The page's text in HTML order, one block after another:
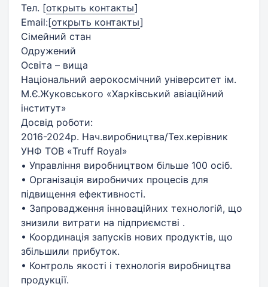
Тел. [открыть контакты]
Email:[открыть контакты]
Сімейний стан
Одружений
Освіта – вища
Національний аерокосмічний університет ім.
М.Є.Жуковського «Харківський авіаційний
інститут»
Досвід роботи:
2016-2024р. Нач.виробництва/Тех.керівник
УНФ ТОВ «Truff Royal»
• Управління виробництвом більше 100 осіб.
• Організація виробничих процесів для
підвищення ефективності.
• Запровадження інноваційних технологій, що
знизили витрати на підприємстві .
• Координація запусків нових продуктів, що
збільшили прибуток.
• Контроль якості і технологія виробництва
продукції.